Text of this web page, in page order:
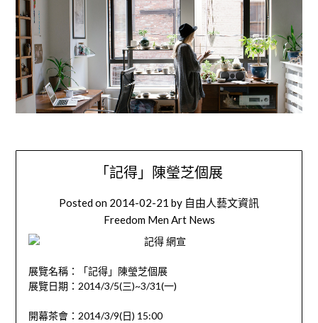
「記得」陳瑩芝個展
Posted on 2014-02-21 by 自由人藝文資訊
Freedom Men Art News
展覽名稱：「記得」陳瑩芝個展
展覽日期：2014/3/5(三)~3/31(一)
開幕茶會：2014/3/9(日) 15:00